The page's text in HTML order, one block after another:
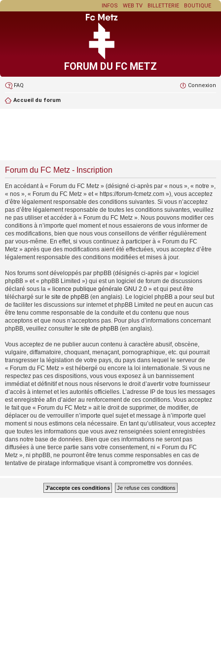
BOUTIQUE
BILLETTERIE
WEB TV
INFOS
FORUM DU FC METZ
FAQ Connexion
Accueil du forum
Forum du FC Metz - Inscription
En accédant à « Forum du FC Metz » (désigné ci-après par « nous », « notre »,
« nos », « Forum du FC Metz » et « https://forum-fcmetz.com »), vous acceptez
d’être légalement responsable des conditions suivantes. Si vous n’acceptez
pas d’être légalement responsable de toutes les conditions suivantes, veuillez
ne pas utiliser et accéder à « Forum du FC Metz ». Nous pouvons modifier ces
conditions à n’importe quel moment et nous essaierons de vous informer de
ces modifications, bien que nous vous conseillons de vérifier régulièrement
par vous-même. En effet, si vous continuez à participer à « Forum du FC
Metz » après que des modifications aient été effectuées, vous acceptez d’être
légalement responsable des conditions modifiées et mises à jour.
Nos forums sont développés par phpBB (désignés ci-après par « logiciel
phpBB » et « phpBB Limited ») qui est un logiciel de forum de discussions
déclaré sous la « licence publique générale GNU 2.0 » et qui peut être
téléchargé sur le site de phpBB (en anglais). Le logiciel phpBB a pour seul but
de faciliter les discussions sur internet et phpBB Limited ne peut en aucun cas
être tenu comme responsable de la conduite et du contenu que nous
acceptons et que nous n’acceptons pas. Pour plus d’informations concernant
phpBB, veuillez consulter le site de phpBB (en anglais).
Vous acceptez de ne publier aucun contenu à caractère abusif, obscène,
vulgaire, diffamatoire, choquant, menaçant, pornographique, etc. qui pourrait
transgresser la législation de votre pays, du pays dans lequel le serveur de
« Forum du FC Metz » est hébergé ou encore la loi internationale. Si vous ne
respectez pas ces dispositions, vous vous exposez à un bannissement
immédiat et définitif et nous nous réservons le droit d’avertir votre fournisseur
d’accès à internet et les autorités officielles. L’adresse IP de tous les messages
est enregistrée afin d’aider au renforcement de ces conditions. Vous acceptez
le fait que « Forum du FC Metz » ait le droit de supprimer, de modifier, de
déplacer ou de verrouiller n’importe quel sujet et message à n’importe quel
moment si nous estimons cela nécessaire. En tant qu’utilisateur, vous acceptez
que toutes les informations que vous avez renseignées soient enregistrées
dans notre base de données. Bien que ces informations ne seront pas
diffusées à une tierce partie sans votre consentement, ni « Forum du FC
Metz », ni phpBB, ne pourront être tenus comme responsables en cas de
tentative de piratage informatique visant à compromettre vos données.